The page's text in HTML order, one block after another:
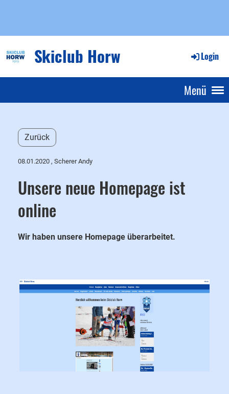
Skiclub Horw Login
Menü
Zurück
08.01.2020 , Scherer Andy
Unsere neue Homepage ist
online
Wir haben unsere Homepage überarbeitet.